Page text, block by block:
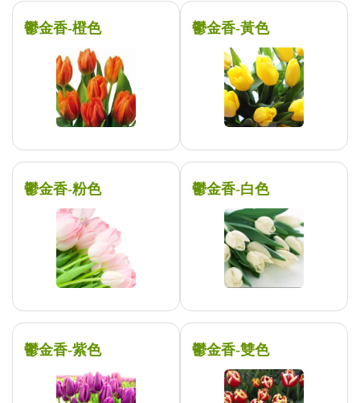
鬱金香-橙色 鬱金香-黃色
鬱金香-粉色 鬱金香-白色
鬱金香-紫色 鬱金香-雙色